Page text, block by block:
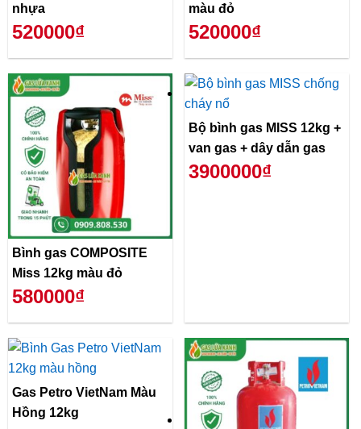
nhựa
520000₫
màu đỏ
520000₫
Bình gas COMPOSITE
Miss 12kg màu đỏ
580000₫
Bộ bình gas MISS 12kg +
van gas + dây dẫn gas
3900000₫
Gas Petro VietNam Màu
Hồng 12kg